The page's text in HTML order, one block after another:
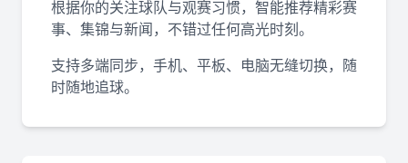
根据你的关注球队与观赛习惯，智能推荐精彩赛
事、集锦与新闻，不错过任何高光时刻。
支持多端同步，手机、平板、电脑无缝切换，随
时随地追球。